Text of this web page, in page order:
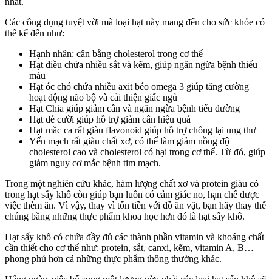
Các công dụng tuyệt vời mà loại hạt này mang đến cho sức khỏe có
thể kể đến như:
Hạnh nhân: cân bằng cholesterol trong cơ thể
Hạt điều chứa nhiều sắt và kẽm, giúp ngăn ngừa bệnh thiếu
máu
Hạt óc chó chứa nhiều axit béo omega 3 giúp tăng cường
hoạt động não bộ và cải thiện giấc ngủ
Hạt Chia giúp giảm cân và ngăn ngừa bệnh tiểu đường
Hạt dẻ cười giúp hỗ trợ giảm cân hiệu quả
Hạt mắc ca rất giàu flavonoid giúp hỗ trợ chống lại ung thư
Yến mạch rất giàu chất xơ, có thể làm giảm nồng độ
cholesterol cao và cholesterol có hại trong cơ thể. Từ đó, giúp
giảm nguy cơ mắc bệnh tim mạch.
Trong một nghiên cứu khác, hàm lượng chất xơ và protein giàu có
trong hạt sấy khô còn giúp bạn luôn có cảm giác no, hạn chế được
việc thèm ăn. Vì vậy, thay vì tốn tiền với đồ ăn vặt, bạn hãy thay thế
chúng bằng những thực phẩm khoa học hơn đó là hạt sấy khô.
Hạt sấy khô có chứa đầy đủ các thành phần vitamin và khoáng chất
cần thiết cho cơ thể như: protein, sắt, canxi, kẽm, vitamin A, B…
phong phú hơn cả những thực phẩm thông thường khác.